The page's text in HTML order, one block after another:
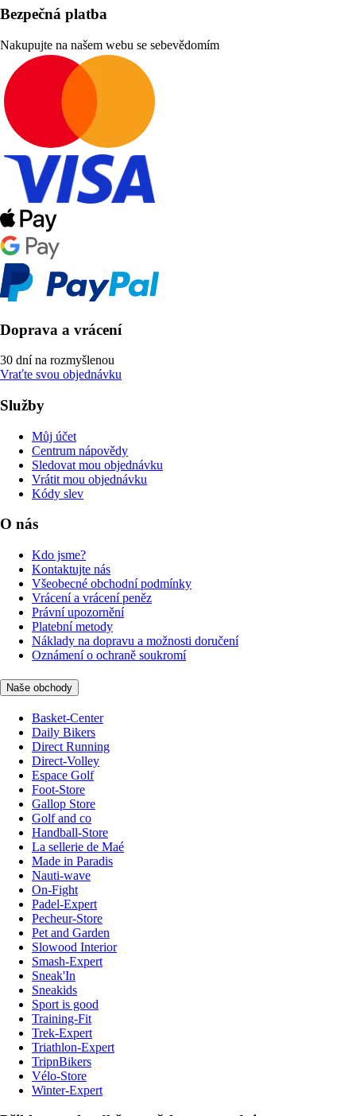
Bezpečná platba
Nakupujte na našem webu se sebevědomím
Doprava a vrácení
30 dní na rozmyšlenou
Vraťte svou objednávku
Služby
Můj účet
Centrum nápovědy
Sledovat mou objednávku
Vrátit mou objednávku
Kódy slev
O nás
Kdo jsme?
Kontaktujte nás
Všeobecné obchodní podmínky
Vrácení a vrácení peněz
Právní upozornění
Platební metody
Náklady na dopravu a možnosti doručení
Oznámení o ochraně soukromí
Naše obchody
Basket-Center
Daily Bikers
Direct Running
Direct-Volley
Espace Golf
Foot-Store
Gallop Store
Golf and co
Handball-Store
La sellerie de Maé
Made in Paradis
Nauti-wave
On-Fight
Padel-Expert
Pecheur-Store
Pet and Garden
Slowood Interior
Smash-Expert
Sneak'In
Sneakids
Sport is good
Training-Fit
Trek-Expert
Triathlon-Expert
TripnBikers
Vélo-Store
Winter-Expert